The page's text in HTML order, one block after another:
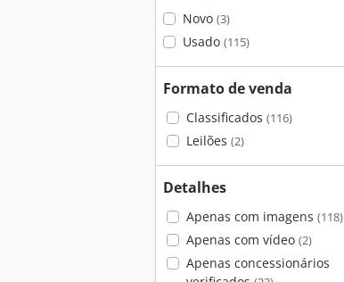
Novo (3)
Usado (115)
Formato de venda
Classificados (116)
Leilões (2)
Detalhes
Apenas com imagens (118)
Apenas com vídeo (2)
Apenas concessionários
Secador Koch Bohrer